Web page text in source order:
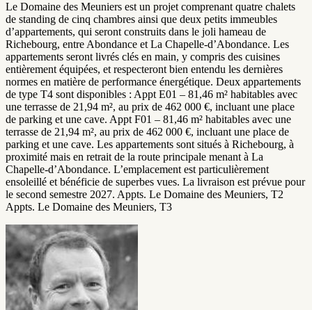
Le Domaine des Meuniers est un projet comprenant quatre chalets
de standing de cinq chambres ainsi que deux petits immeubles
d’appartements, qui seront construits dans le joli hameau de
Richebourg, entre Abondance et La Chapelle-d’Abondance. Les
appartements seront livrés clés en main, y compris des cuisines
entièrement équipées, et respecteront bien entendu les dernières
normes en matière de performance énergétique. Deux appartements
de type T4 sont disponibles : Appt E01 – 81,46 m² habitables avec
une terrasse de 21,94 m², au prix de 462 000 €, incluant une place
de parking et une cave. Appt F01 – 81,46 m² habitables avec une
terrasse de 21,94 m², au prix de 462 000 €, incluant une place de
parking et une cave. Les appartements sont situés à Richebourg, à
proximité mais en retrait de la route principale menant à La
Chapelle-d’Abondance. L’emplacement est particulièrement
ensoleillé et bénéficie de superbes vues. La livraison est prévue pour
le second semestre 2027. Appts. Le Domaine des Meuniers, T2
Appts. Le Domaine des Meuniers, T3